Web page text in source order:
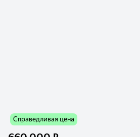
Справедливая цена